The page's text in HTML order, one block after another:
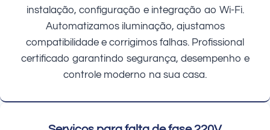
instalação, configuração e integração ao Wi-Fi.
Automatizamos iluminação, ajustamos
compatibilidade e corrigimos falhas. Profissional
certificado garantindo segurança, desempenho e
controle moderno na sua casa.